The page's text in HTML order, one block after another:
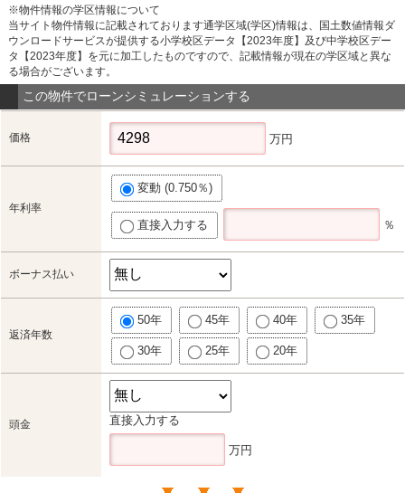
※物件情報の学区情報について
当サイト物件情報に記載されております通学区域(学区)情報は、国土数値情報ダ
ウンロードサービスが提供する小学校区データ【2023年度】及び中学校区デー
タ【2023年度】を元に加工したものですので、記載情報が現在の学区域と異な
る場合がございます。
この物件でローンシミュレーションする
価格 万円
年利率
変動 (0.750％)
直接入力する ％
ボーナス払い
返済年数
50年 45年 40年 35年
30年 25年 20年
頭金 直接入力する
万円